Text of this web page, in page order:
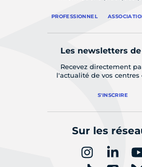
PROFESSIONNEL
Les newsletters
Recevez directement
l'actualité de vos
S'INSCRIRE
Sur les